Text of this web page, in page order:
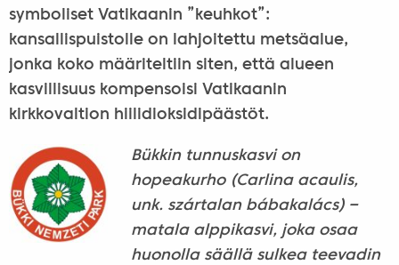
symboliset Vatikaanin ”keuhkot”:
kansallispuistolle on lahjoitettu metsäalue,
jonka koko määriteltiin siten, että alueen
kasvillisuus kompensoisi Vatikaanin
kirkkovaltion hiilidioksidipäästöt.
Bükkin tunnuskasvi on
hopeakurho (Carlina acaulis,
unk. szártalan bábakalács) –
matala alppikasvi, joka osaa
huonolla säällä sulkea teevadin